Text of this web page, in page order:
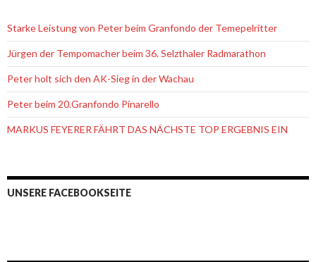
Starke Leistung von Peter beim Granfondo der Temepelritter
Jürgen der Tempomacher beim 36. Selzthaler Radmarathon
Peter holt sich den AK-Sieg in der Wachau
Peter beim 20.Granfondo Pinarello
MARKUS FEYERER FÄHRT DAS NÄCHSTE TOP ERGEBNIS EIN
UNSERE FACEBOOKSEITE